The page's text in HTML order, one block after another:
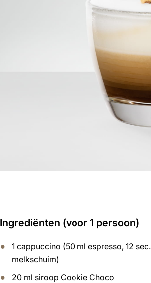
Ingrediënten (voor 1 persoon)
1 cappuccino (50 ml espresso, 12 sec.
melkschuim)
20 ml siroop Cookie Choco